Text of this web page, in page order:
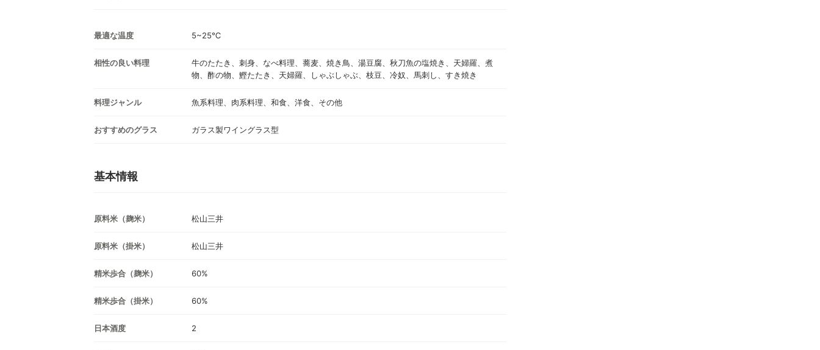
最適な温度 5~25℃
相性の良い料理
牛のたたき、刺身、なべ料理、蕎麦、焼き鳥、湯豆腐、秋刀魚の塩焼き、天婦羅、煮
物、酢の物、鰹たたき、天婦羅、しゃぶしゃぶ、枝豆、冷奴、馬刺し、すき焼き
料理ジャンル 魚系料理、肉系料理、和食、洋食、その他
おすすめのグラス ガラス製ワイングラス型
基本情報
原料米（麹米） 松山三井
原料米（掛米） 松山三井
精米歩合（麹米） 60%
精米歩合（掛米） 60%
日本酒度 2